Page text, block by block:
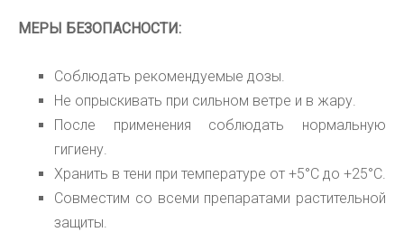
МЕРЫ БЕЗОПАСНОСТИ:
Соблюдать рекомендуемые дозы.
Не опрыскивать при сильном ветре и в жару.
После применения соблюдать нормальную
гигиену.
Хранить в тени при температуре от +5°С до +25°С
Совместим со всеми препаратами растительной
защиты.